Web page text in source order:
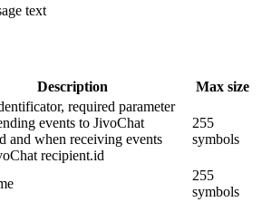
text
Description Max size
required parameter
events to JivoChat
and when receiving events
recipient.id
255
symbols
255
symbols